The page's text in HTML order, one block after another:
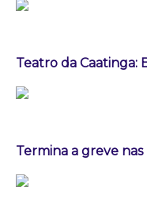
Teatro da Caatinga:
Termina a greve